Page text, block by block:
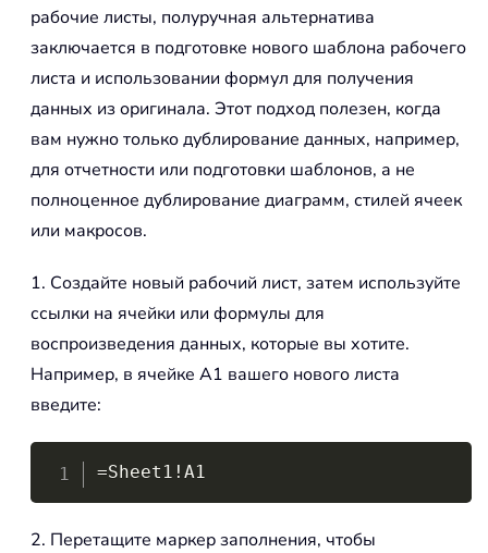
рабочие листы, полуручная альтернатива
заключается в подготовке нового шаблона рабочего
листа и использовании формул для получения
данных из оригинала. Этот подход полезен, когда
вам нужно только дублирование данных, например,
для отчетности или подготовки шаблонов, а не
полноценное дублирование диаграмм, стилей ячеек
или макросов.
1. Создайте новый рабочий лист, затем используйте
ссылки на ячейки или формулы для
воспроизведения данных, которые вы хотите.
Например, в ячейке A1 вашего нового листа
введите:
=Sheet1!A1
2. Перетащите маркер заполнения, чтобы